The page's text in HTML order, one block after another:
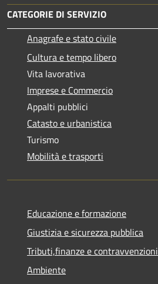
CATEGORIE DI SERVIZIO
Anagrafe e stato civile
Cultura e tempo libero
Vita lavorativa
Imprese e Commercio
Appalti pubblici
Catasto e urbanistica
Turismo
Mobilità e trasporti
Educazione e formazione
Giustizia e sicurezza pubblica
Tributi,finanze e contravvenzioni
Ambiente